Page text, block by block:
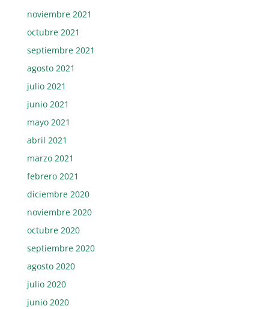
noviembre 2021
octubre 2021
septiembre 2021
agosto 2021
julio 2021
junio 2021
mayo 2021
abril 2021
marzo 2021
febrero 2021
diciembre 2020
noviembre 2020
octubre 2020
septiembre 2020
agosto 2020
julio 2020
junio 2020